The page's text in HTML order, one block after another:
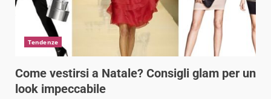
Tendenze
Come vestirsi a Natale? Consigli glam per un
look impeccabile